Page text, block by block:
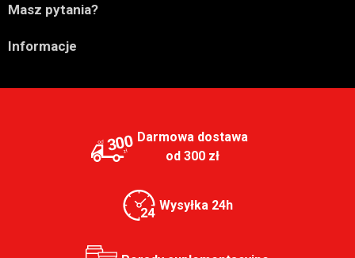
Masz pytania?
Informacje
300 Darmowa dostawa
od 300 zł
Wysyłka 24h